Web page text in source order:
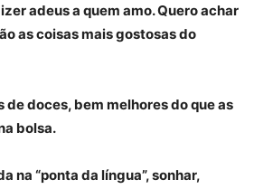
adeus a quem amo. Quero achar
as coisas mais gostosas do
de doces, bem melhores do que as
bolsa.
na “ponta da língua”, sonhar,